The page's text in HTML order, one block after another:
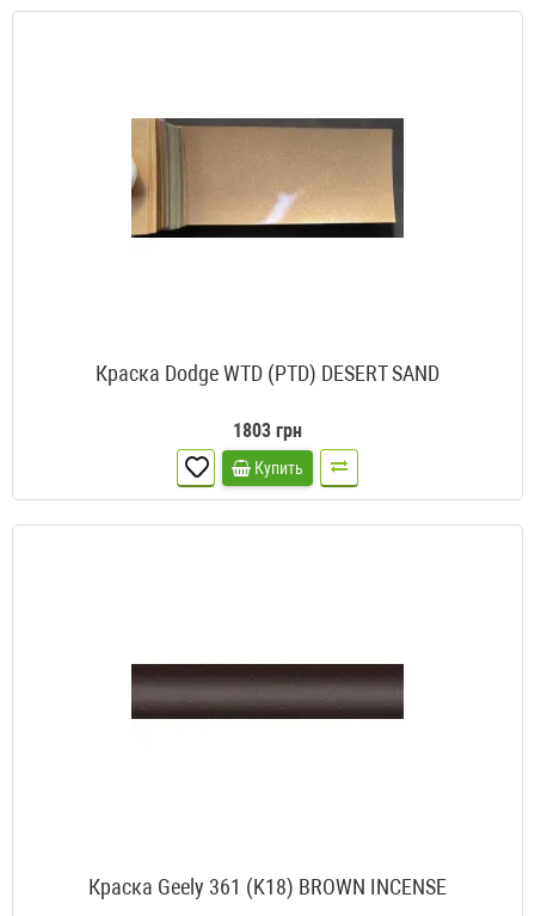
Краска Dodge WTD (PTD) DESERT SAND
1803 грн
Купить
Краска Geely 361 (K18) BROWN INCENSE